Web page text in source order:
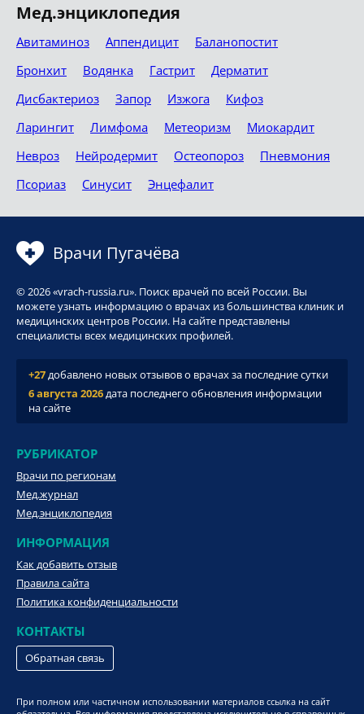
Мед.энциклопедия
Авитаминоз Аппендицит
Баланопостит
Бронхит
Водянка Гастрит
Дерматит
Дисбактериоз
Запор Изжога
Кифоз
Ларингит
Лимфома Метеоризм
Миокардит
Невроз
Нейродермит Остеопороз
Пневмония
Псориаз
Синусит Энцефалит
Врачи Пугачёва
© 2026 «vrach-russia.ru». Поиск врачей по всей России. Вы
можете узнать информацию о врачах из большинства клиник и
медицинских центров России. На сайте представлены
специалисты всех медицинских профилей.
+27добавлено новых отзывов о врачах за последние сутки
6 августа 2026дата последнего обновления информации
на сайте
РУБРИКАТОР
Врачи по регионам
Мед.журнал
Мед.энциклопедия
ИНФОРМАЦИЯ
Как добавить отзыв
Правила сайта
Политика конфиденциальности
КОНТАКТЫ
Обратная связь
При полном или частичном использовании материалов ссылка на сайт